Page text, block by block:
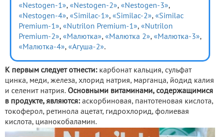
«Nestogen-1», «Nestogen-2», «Nestogen-3»,
«Nestogen-4», «Similac-1», «Similac-2», «Similac
Premium-1», «Nutrilon Premium-1», «Nutrilon
Premium-2», «Малютка», «Малютка 2», «Малютка-3»,
«Малютка-4», «Агуша-2».
К первым следует отнести: карбонат кальция, сульфат
цинка, меди, железа, хлорид натрия, марганца, йодид калия
и селенит натрия. Основными витаминами, содержащимися
в продукте, являются: аскорбиновая, пантотеновая кислота,
токоферол, ретинола ацетат, гидрохлорид, фолиевая
кислота, цианокобаламин.